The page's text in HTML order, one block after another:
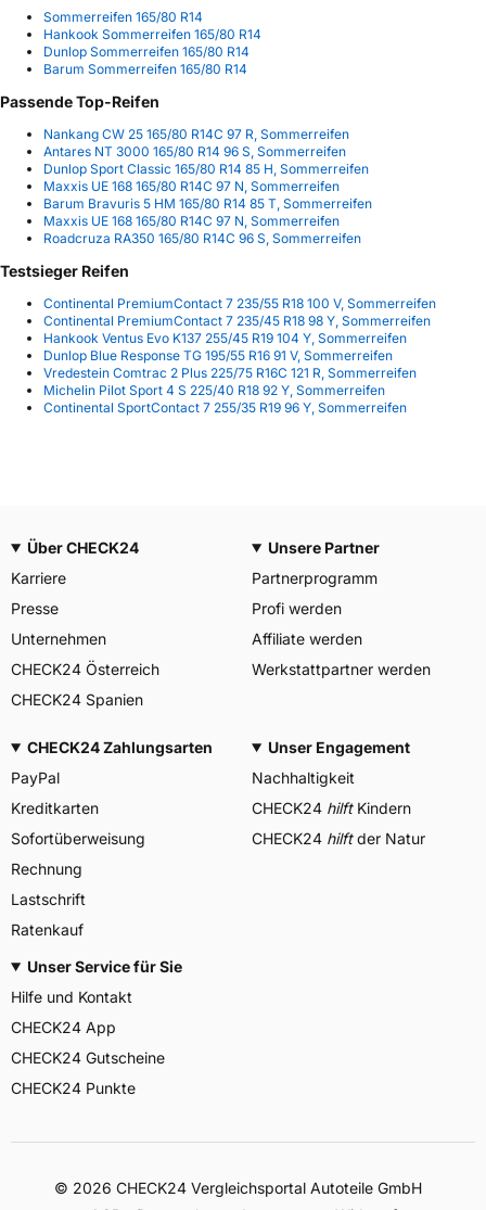
Sommerreifen 165/80 R14
Hankook Sommerreifen 165/80 R14
Dunlop Sommerreifen 165/80 R14
Barum Sommerreifen 165/80 R14
Passende Top-Reifen
Nankang CW 25 165/80 R14C 97 R, Sommerreifen
Antares NT 3000 165/80 R14 96 S, Sommerreifen
Dunlop Sport Classic 165/80 R14 85 H, Sommerreifen
Maxxis UE 168 165/80 R14C 97 N, Sommerreifen
Barum Bravuris 5 HM 165/80 R14 85 T, Sommerreifen
Maxxis UE 168 165/80 R14C 97 N, Sommerreifen
Roadcruza RA350 165/80 R14C 96 S, Sommerreifen
Testsieger Reifen
Continental PremiumContact 7 235/55 R18 100 V, Sommerreifen
Continental PremiumContact 7 235/45 R18 98 Y, Sommerreifen
Hankook Ventus Evo K137 255/45 R19 104 Y, Sommerreifen
Dunlop Blue Response TG 195/55 R16 91 V, Sommerreifen
Vredestein Comtrac 2 Plus 225/75 R16C 121 R, Sommerreifen
Michelin Pilot Sport 4 S 225/40 R18 92 Y, Sommerreifen
Continental SportContact 7 255/35 R19 96 Y, Sommerreifen
Über CHECK24
Karriere
Presse
Unternehmen
CHECK24 Österreich
CHECK24 Spanien
Unsere Partner
Partnerprogramm
Profi werden
Affiliate werden
Werkstattpartner werden
CHECK24 Zahlungsarten
PayPal
Kreditkarten
Sofortüberweisung
Rechnung
Lastschrift
Ratenkauf
Unser Engagement
Nachhaltigkeit
CHECK24 hilftKindern
CHECK24 hilftder Natur
Unser Service für Sie
Hilfe und Kontakt
CHECK24 App
CHECK24 Gutscheine
CHECK24 Punkte
© 2026 CHECK24 Vergleichsportal Autoteile GmbH